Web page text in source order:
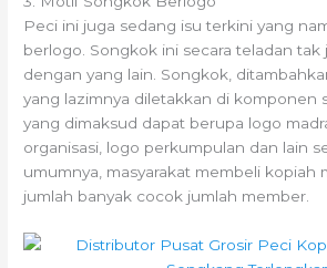
Peci ini juga sedang isu terkini yang
berlogo. Songkok ini secara teladan tak
dengan yang lain. Songkok,
yang lazimnya diletakkan di komponen
yang dimaksud dapat berupa logo
organisasi, logo perkumpulan dan lain
umumnya, masyarakat membeli kopiah
jumlah banyak cocok jumlah member.